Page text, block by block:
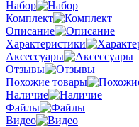
Набор
Комплект
Описание
Характеристики
Аксессуары
Отзывы
Похожие товары
Наличие
Файлы
Видео